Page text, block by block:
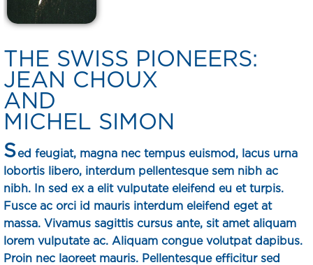
THE SWISS PIONEERS:
JEAN CHOUX
AND
MICHEL SIMON
Sed feugiat, magna nec tempus euismod, lacus urna
lobortis libero, interdum pellentesque sem nibh ac
nibh. In sed ex a elit vulputate eleifend eu et turpis.
Fusce ac orci id mauris interdum eleifend eget at
massa. Vivamus sagittis cursus ante, sit amet aliquam
lorem vulputate ac. Aliquam congue volutpat dapibus.
Proin nec laoreet mauris. Pellentesque efficitur sed